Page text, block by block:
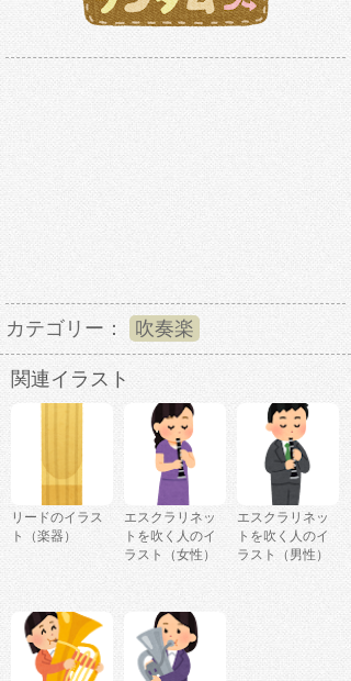
カテゴリー： 吹奏楽
関連イラスト
リードのイラス
ト（楽器）
エスクラリネッ
トを吹く人のイ
ラスト（女性）
エスクラリネッ
トを吹く人のイ
ラスト（男性）